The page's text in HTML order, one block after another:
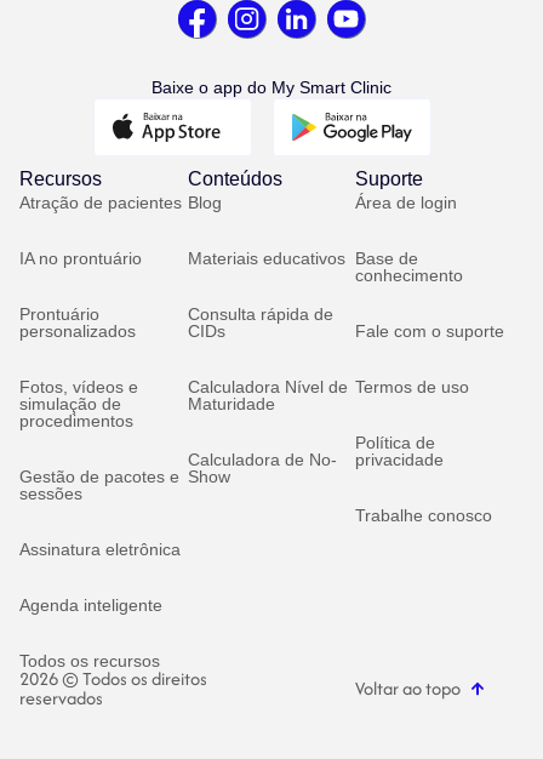
Baixe o app do My Smart Clinic
Recursos
Atração de pacientes
IA no prontuário
Prontuário
personalizados
Fotos, vídeos e
simulação de
procedimentos
Gestão de pacotes e
sessões
Assinatura eletrônica
Agenda inteligente
Todos os recursos
Conteúdos
Blog
Materiais educativos
Consulta rápida de
CIDs
Calculadora Nível de
Maturidade
Calculadora de No-
Show
Suporte
Área de login
Base de
conhecimento
Fale com o suporte
Termos de uso
Política de
privacidade
Trabalhe conosco
2026 © Todos os direitos
reservados Voltar ao topo